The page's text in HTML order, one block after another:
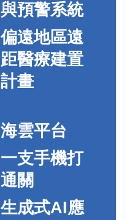
與預警系統
偏遠地區遠
距醫療建置
計畫
海雲平台
一支手機打
通關
生成式AI應